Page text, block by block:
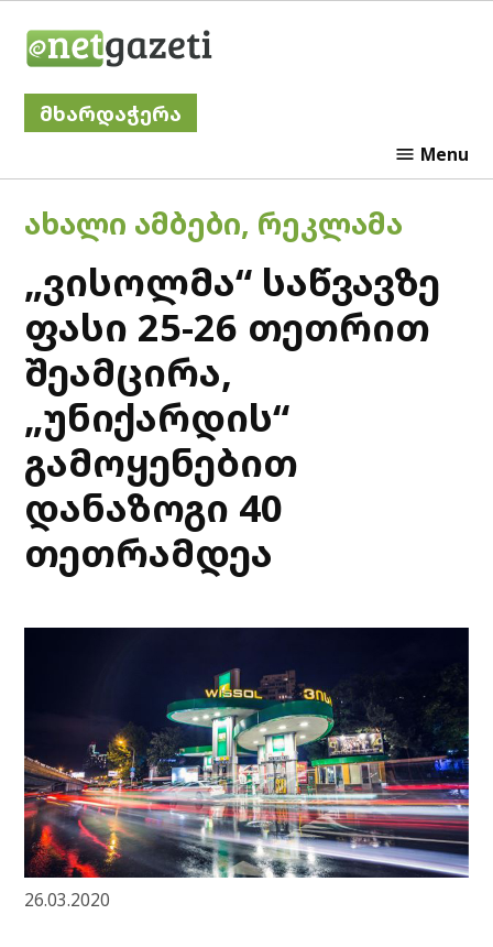
მხარდაჭერა
Menu
POSTED
ᲐᲮᲐᲚᲘ ᲐᲛᲑᲔᲑᲘ, ᲠᲔᲙᲚᲐᲛᲐ
„ვისოლმა“ საწვავზე
ფასი 25-26 თეთრით
შეამცირა,
„უნიქარდის“
გამოყენებით
დანაზოგი 40
თეთრამდეა
26.03.2020